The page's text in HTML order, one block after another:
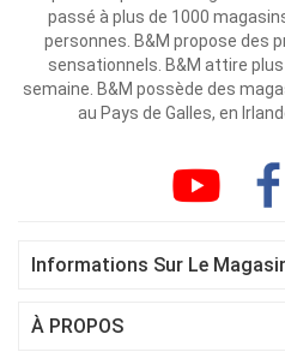
passé à plus de 1000
personnes. B&M propose des
sensationnels. B&M attire
semaine. B&M possède des
au Pays de Galles, en
Informations Sur Le
À PROPOS